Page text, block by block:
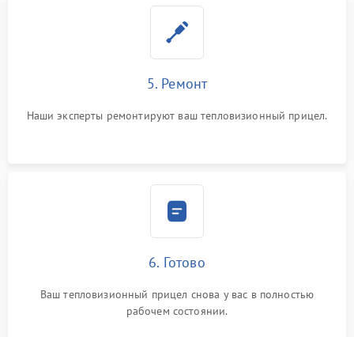
5. Ремонт
Наши эксперты ремонтируют ваш тепловизионный прицел.
6. Готово
Ваш тепловизионный прицел снова у вас в полностью
рабочем состоянии.